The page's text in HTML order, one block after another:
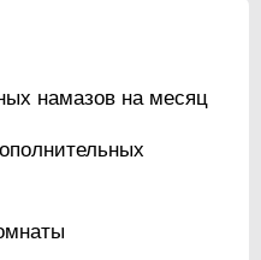
намазов на месяц